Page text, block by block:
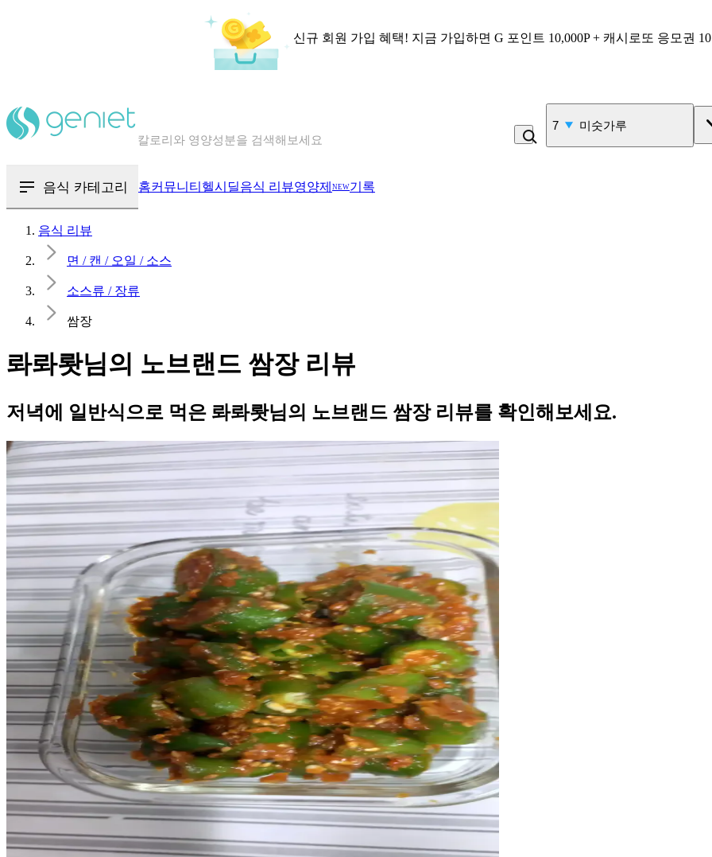
신규 회원 가입 혜택! 지금 가입하면 G 포인트 10,000P + 캐시로또 응모권
혈당 · 다이어트 음식 검색해보세요
음식 · 영양제 리뷰를 찾아보세요
7 미숫가루
음식 카테고리 홈커뮤니티 헬시딜음식 리뷰영양제 NEW기록
음식 리뷰
면 / 캔 / 오일 / 소스
소스류 / 장류
쌈장
롸롸뢋님의 노브랜드 쌈장 리뷰
저녁에 일반식으로 먹은 롸롸뢋님의 노브랜드 쌈장 리뷰를 확인해보세요.